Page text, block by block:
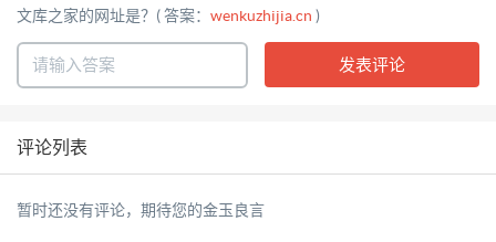
文库之家的网址是？( 答案： wenkuzhijia.cn )
评论列表
暂时还没有评论，期待您的金玉良言